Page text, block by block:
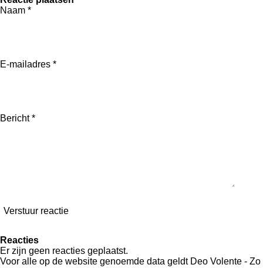
l
e
e
Naam *
E-mailadres *
Bericht *
Verstuur reactie
Reacties
Er zijn geen reacties geplaatst.
Voor alle op de website genoemde data geldt Deo Volente - Zo